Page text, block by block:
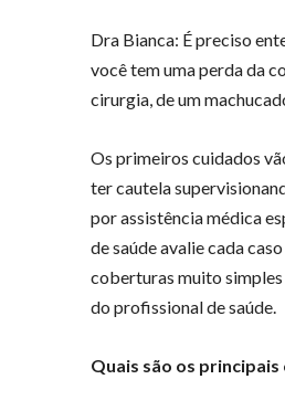
Dra Bianca: É preciso
você tem uma perda da
cirurgia, de um
Os primeiros cuidados
ter cautela
por assistência médica
de saúde avalie cada
coberturas muito simples
do profissional de saúde.
Quais são os